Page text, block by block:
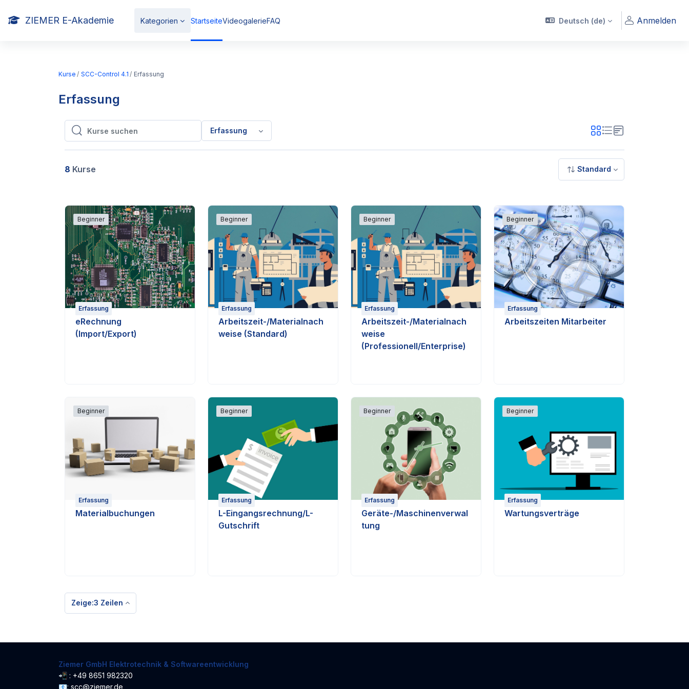
ZIEMER E-Akademie Kategorien StartseiteVideogalerieFAQ Deutsch ‎(de)‎ Anmelden
Kurse SCC-Control 4.1 Erfassung
Erfassung
Kurse suchen
Kurse suchen
Erfassung
8 Kurse Standard
Beginner
Erfassung
eRechnung
(Import/Export)
Beginner
Erfassung
Arbeitszeit-/Materialnach
weise (Standard)
Beginner
Erfassung
Arbeitszeit-/Materialnach
weise
(Professionell/Enterprise)
Beginner
Erfassung
Arbeitszeiten Mitarbeiter
Beginner
Erfassung
Materialbuchungen
Beginner
Erfassung
L-Eingangsrechnung/L-
Gutschrift
Beginner
Erfassung
Geräte-/Maschinenverwal
tung
Beginner
Erfassung
Wartungsverträge
Zeige:3 Zeilen
Ziemer GmbH Elektrotechnik & Softwareentwicklung
📲 : +49 8651 982320
📧: scc@ziemer.de